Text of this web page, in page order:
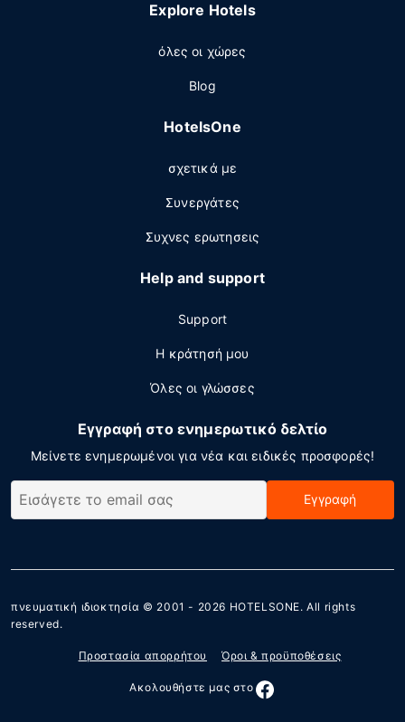
Explore Hotels
όλες οι χώρες
Blog
HotelsOne
σχετικά με
Συνεργάτες
Συχνες ερωτησεις
Help and support
Support
Η κράτησή μου
Όλες οι γλώσσες
Εγγραφή στο ενημερωτικό δελτίο
Μείνετε ενημερωμένοι για νέα και ειδικές προσφορές!
Εγγραφή
πνευματική ιδιοκτησία © 2001 - 2026 HOTELSONE. All rights
reserved.
Προστασία απορρήτου Όροι & προϋποθέσεις
Ακολουθήστε μας στο